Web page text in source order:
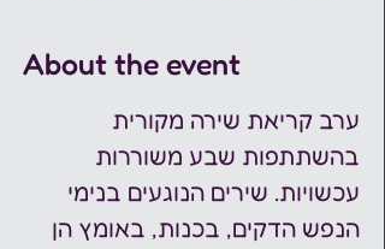
About the event
ערב קריאת שירה מקורית
בהשתתפות שבע משוררות
עכשויות. שירים הנוגעים בנימי
הנפש הדקים, בכנות, באומץ הן